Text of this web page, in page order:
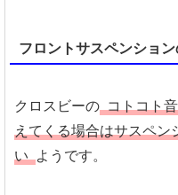
フロントサスペンショ
クロスビーの コトコト
えてくる場合はサスペン
い ようです。